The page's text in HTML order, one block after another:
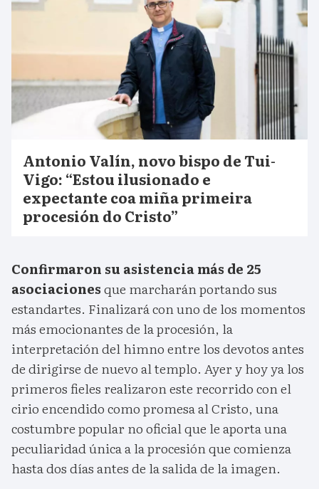
Antonio Valín, novo bispo de Tui-
Vigo: “Estou ilusionado e
expectante coa miña primeira
procesión do Cristo”
Confirmaron su asistencia más de 25
asociacionesque marcharán portando sus
estandartes. Finalizará con uno de los momentos
más emocionantes de la procesión, la
interpretación del himno entre los devotos antes
de dirigirse de nuevo al templo. Ayer y hoy ya los
primeros fieles realizaron este recorrido con el
cirio encendido como promesa al Cristo, una
costumbre popular no oficial que le aporta una
peculiaridad única a la procesión que comienza
hasta dos días antes de la salida de la imagen.